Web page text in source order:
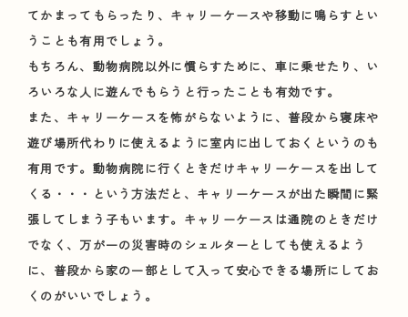
てかまってもらったり、キャリーケースや移動に鳴らすとい
うことも有用でしょう。
もちろん、動物病院以外に慣らすために、車に乗せたり、い
ろいろな人に遊んでもらうと行ったことも有効です。
また、キャリーケースを怖がらないように、普段から寝床や
遊び場所代わりに使えるように室内に出しておくというのも
有用です。動物病院に行くときだけキャリーケースを出して
くる・・・という方法だと、キャリーケースが出た瞬間に緊
張してしまう子もいます。キャリーケースは通院のときだけ
でなく、万が一の災害時のシェルターとしても使えるよう
に、普段から家の一部として入って安心できる場所にしてお
くのがいいでしょう。